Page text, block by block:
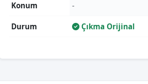
Konum -
Durum Çıkma Orijinal